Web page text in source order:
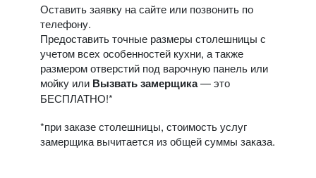
Оставить заявку на сайте или позвонить по
телефону.
Предоставить точные размеры столешницы с
учетом всех особенностей кухни, а также
размером отверстий под варочную панель или
мойку или Вызвать замерщика— это
БЕСПЛАТНО!*
*при заказе столешницы, стоимость услуг
замерщика вычитается из общей суммы заказа.